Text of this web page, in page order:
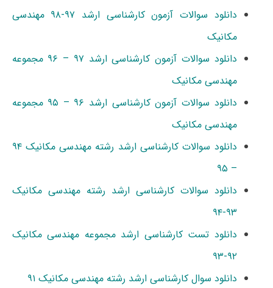
دانلود سوالات آزمون کارشناسی ارشد ۹۷-۹۸ مهندسی
مکانیک
دانلود سوالات آزمون کارشناسی ارشد ۹۷ – ۹۶ مجموعه
مهندسی مکانیک
دانلود سوالات آزمون کارشناسی ارشد ۹۶ – ۹۵ مجموعه
مهندسی مکانیک
دانلود سوالات کارشناسی ارشد رشته مهندسی مکانیک ۹۴
– ۹۵
دانلود سوالات کارشناسی ارشد رشته مهندسی مکانیک
۹۳-۹۴
دانلود تست کارشناسی ارشد مجموعه مهندسی مکانیک
۹۲-۹۳
دانلود سوال کارشناسی ارشد رشته مهندسی مکانیک ۹۱